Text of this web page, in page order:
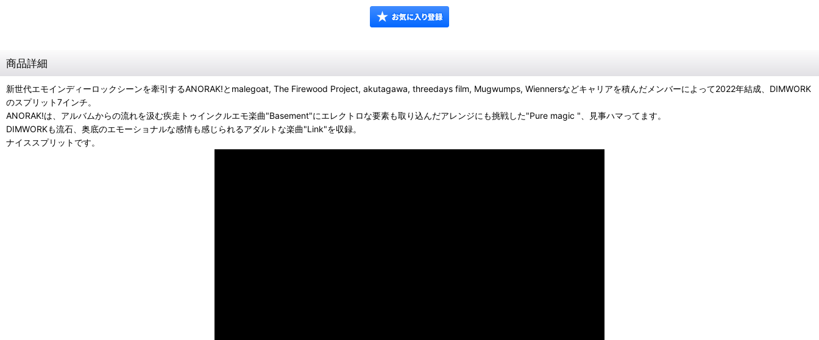
商品詳細
新世代エモインディーロックシーンを牽引するANORAK!とmalegoat, The Firewood Project, akutagawa, threedays film, Mugwumps, Wiennersなどキャリアを積んだメンバーによって2022年結成、DIMWORK
のスプリット7インチ。
ANORAK!は、アルバムからの流れを汲む疾走トゥインクルエモ楽曲"Basement"にエレクトロな要素も取り込んだアレンジにも挑戦した"Pure magic "、見事ハマってます。
DIMWORKも流石、奥底のエモーショナルな感情も感じられるアダルトな楽曲"Link"を収録。
ナイススプリットです。